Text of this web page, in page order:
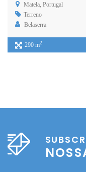
Matela, Portugal
Terreno
Belaserra
290 m2